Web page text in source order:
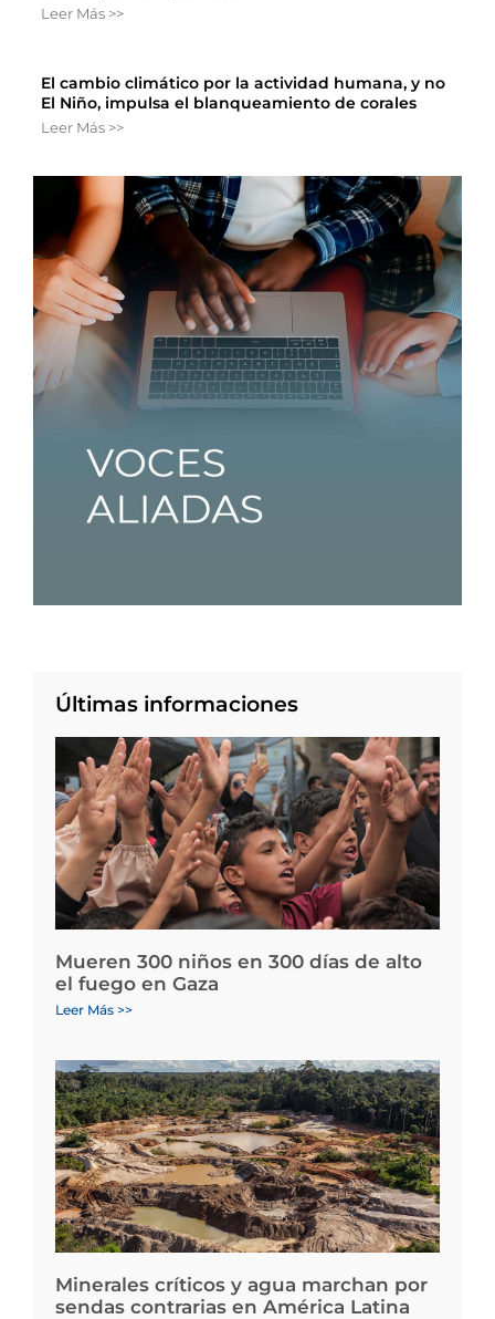
Leer Más >>
El cambio climático por la actividad humana, y no
El Niño, impulsa el blanqueamiento de corales
Leer Más >>
Últimas informaciones
Mueren 300 niños en 300 días de alto
el fuego en Gaza
Leer Más >>
Minerales críticos y agua marchan por
sendas contrarias en América Latina